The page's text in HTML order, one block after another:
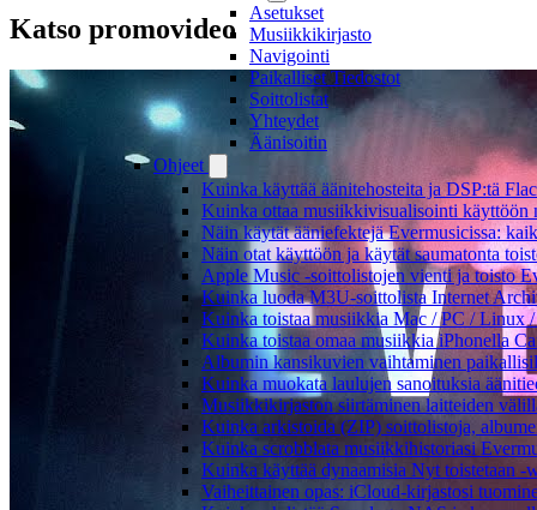
Asetukset
Musiikkikirjasto
Navigointi
Paikalliset Tiedostot
Soittolistat
Yhteydet
Äänisoitin
Ohjeet
Kuinka käyttää äänitehosteita ja DSP:tä
Kuinka ottaa musiikkivisualisointi käyttöön
Näin käytät ääniefektejä Evermusicissa:
Näin otat käyttöön ja käytät saumatonta
Apple Music -soittolistojen vienti ja toisto
Kuinka luoda M3U-soittolista Internet
Kuinka toistaa musiikkia Mac / PC / Linux
Kuinka toistaa omaa musiikkia iPhonella
Albumin kansikuvien vaihtaminen
Kuinka muokata laulujen sanoituksia
Musiikkikirjaston siirtäminen laitteiden
Kuinka arkistoida (ZIP) soittolistoja,
Kuinka scrobblata musiikkihistoriasi
Kuinka käyttää dynaamisia Nyt toistetaan
Vaiheittainen opas: iCloud-kirjastosi
Katso promovideo